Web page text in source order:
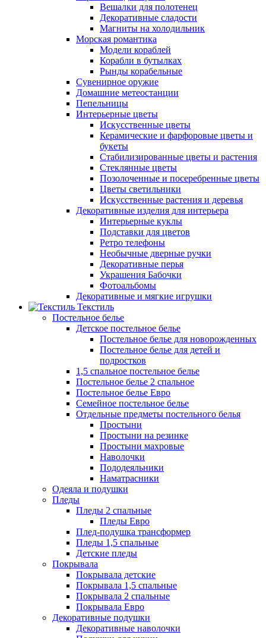
Вешалки для полотенец
Декоративные сладости
Магниты на холодильник
Морская романтика
Модели кораблей
Корабли в бутылках
Рынды корабельные
Сувенирное оружие
Домашние метеостанции
Пепельницы
Интерьерные цветы
Искусственные цветы
Керамические и фарфоровые цветы и
букеты
Стабилизированные цветы и растения
Стеклянные цветы
Позолоченные и посеребренные цветы
Цветы светильники
Искусственные растения и деревья
Декоративные изделия для интерьера
Интерьерные куклы
Подставки для цветов
Ретро телефоны
Необычные дверные ручки
Декоративные перья
Украшения Бабочки
Фотоальбомы
Декоративные и мягкие игрушки
Текстиль
Постельное белье
Детское постельное белье
Постельное белье для новорожденных
Постельное белье для детей и
подростков
1,5 спальное постельное белье
Постельное белье 2 спальное
Постельное белье Евро
Семейное постельное белье
Отдельные предметы постельного белья
Простыни
Простыни на резинке
Простыни махровые
Наволочки
Пододеяльники
Наматрасники
Одеяла и подушки
Пледы
Пледы 2 спальные
Пледы Евро
Плед-подушка трансформер
Пледы 1,5 спальные
Детские пледы
Покрывала
Покрывала детские
Покрывала 1,5 спальные
Покрывала 2 спальные
Покрывала Евро
Декоративные подушки
Декоративные наволочки